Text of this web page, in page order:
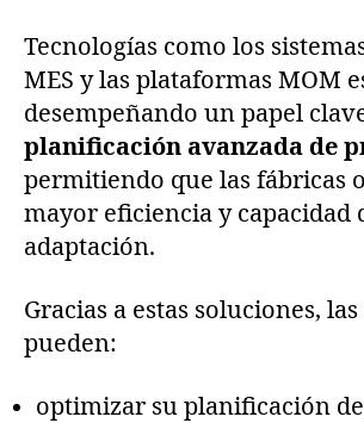
Tecnologías como los
MES y las plataformas MOM
desempeñando un papel
planificación avanzada de
permitiendo que las fábricas
mayor eficiencia y capacidad
adaptación.
Gracias a estas soluciones,
pueden:
optimizar su planificación